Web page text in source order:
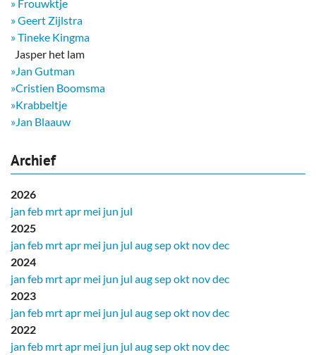
» Frouwktje
» Geert Zijlstra
» Tineke Kingma
​ Jasper het lam
»Jan Gutman
»Cristien Boomsma
»Krabbeltje
»Jan Blaauw
Archief
2026
jan feb mrtapr mei jun jul
2025
jan feb mrtapr mei jun jul augsepokt novdec
2024
jan feb mrtapr mei jun jul augsepokt novdec
2023
jan feb mrtapr mei jun jul augsepokt novdec
2022
jan feb mrtapr mei jun jul augsepokt novdec